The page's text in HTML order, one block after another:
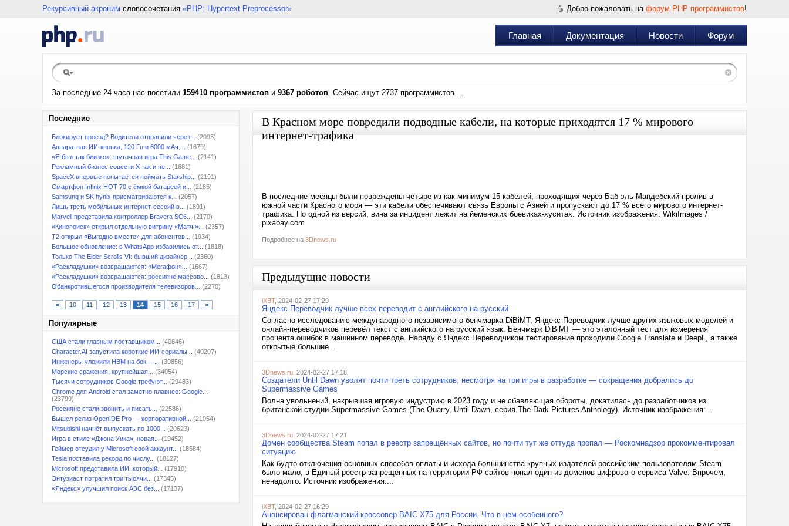
Рекурсивный акроним словосочетания «PHP: Hypertext Preprocessor» Добро пожаловать на форум PHP программистов!
Главная Документация Новости Форум
За последние 24 часа нас посетили 159410 программистов и 9367 роботов. Сейчас ищут 2737 программистов ...
Последние
Блокирует проезд? Водители отправили через...
(2093)
Аппаратная ИИ-кнопка, 120 Гц и 6000 мАч,...
(1679)
«Я был так близко»: шуточная игра This Game...
(2141)
Рекламный бизнес соцсети X так и не...
(1681)
SpaceX впервые попытается поймать Starship...
(2191)
Смартфон Infinix HOT 70 с ёмкой батареей и...
(2185)
Samsung и SK hynix присматриваются к...
(2057)
Лишь треть мобильных интернет-сессий в...
(1891)
Marvell представила контроллер Bravera SC6...
(2170)
«Кинопоиск» открыл отдельную витрину «Матч!»...
(2357)
T2 открыл «Выгодно вместе» для абонентов...
(1934)
Большое обновление: в WhatsApp избавились от...
(1818)
Только The Elder Scrolls VI: бывший дизайнер...
(2360)
«Раскладушки» возвращаются: «Мегафон»...
(1667)
«Раскладушки» возвращаются: россияне массово...
(1813)
Обанкротившегося производителя телевизоров...
(2270)
< 10 11 12 13 14 15 16 17 >
Популярные
США стали главным поставщиком...
(40846)
Character.AI запустила короткие ИИ-сериалы...
(40207)
Инженеры уложили HBM на бок —...
(39856)
Морские сражения, крупнейшая...
(34054)
Тысячи сотрудников Google требуют...
(29483)
Chrome для Android стал заметно плавнее: Google...
(23799)
Россияне стали звонить и писать...
(22586)
Вышел релиз OpenIDE Pro — корпоративной...
(21054)
Mitsubishi начнёт выпускать по 1000...
(20623)
Игра в стиле «Джона Уика», новая...
(19452)
Геймер отсудил у Microsoft свой аккаунт...
(18584)
Tesla поставила рекорд по числу...
(18127)
Microsoft представила ИИ, который...
(17910)
Энтузиаст потратил три тысячи...
(17345)
«Яндекс» улучшил поиск АЗС без...
(17137)
В Красном море повредили подводные кабели, на которые приходятся 17 % мирового
интернет-трафика
В последние месяцы были повреждены четыре из как минимум 15 кабелей, проходящих через Баб-эль-Мандебский пролив в
южной части Красного моря — эти кабели обеспечивают связь Европы с Азией и пропускают до 17 % всего мирового интернет-
трафика. По одной из версий, вина за инцидент лежит на йеменских боевиках-хуситах. Источник изображения: WikiImages /
pixabay.com
Подробнее на 3Dnews.ru
Предыдущие новости
iXBT, 2024-02-27 17:29
Яндекс Переводчик лучше всех переводит с английского на русский
Согласно исследованию международного независимого бенчмарка DiBiMT, Яндекс Переводчик лучше других языковых моделей и
онлайн-переводчиков перевёл текст с английского на русский язык. Бенчмарк DiBiMT — это эталонный тест для измерения
процента ошибок в машинном переводе. Наряду с Яндекс Переводчиком тестирование проходили Google Translate и DeepL, а также
открытые большие...
3Dnews.ru , 2024-02-27 17:18
Создатели Until Dawn уволят почти треть сотрудников, несмотря на три игры в разработке — сокращения добрались до
Supermassive Games
Волна увольнений, накрывшая игровую индустрию в 2023 году и не сбавляющая обороты, докатилась до разработчиков из
британской студии Supermassive Games (The Quarry, Until Dawn, серия The Dark Pictures Anthology). Источник изображения:...
3Dnews.ru , 2024-02-27 17:21
Домен сообщества Steam попал в реестр запрещённых сайтов, но почти тут же оттуда пропал — Роскомнадзор прокомментировал
ситуацию
Как будто отключения основных способов оплаты и исхода большинства крупных издателей российским пользователям Steam
было мало, в Единый реестр запрещённых на территории РФ сайтов попал один из доменов цифрового сервиса Valve. Впрочем,
ненадолго. Источник изображения:...
iXBT, 2024-02-27 16:29
Анонсирован флагманский кроссовер BAIC X75 для России. Что в нём особенного?